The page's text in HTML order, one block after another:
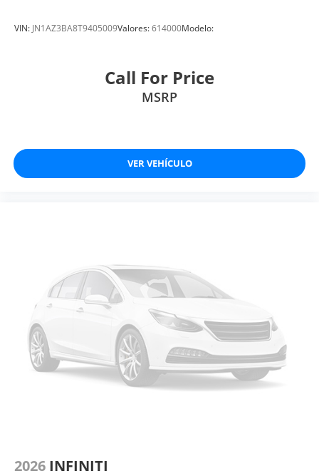
VIN: JN1AZ3BA8T9405009Valores:614000Modelo:
Call For Price
MSRP
VER VEHÍCULO
2026 INFINITI